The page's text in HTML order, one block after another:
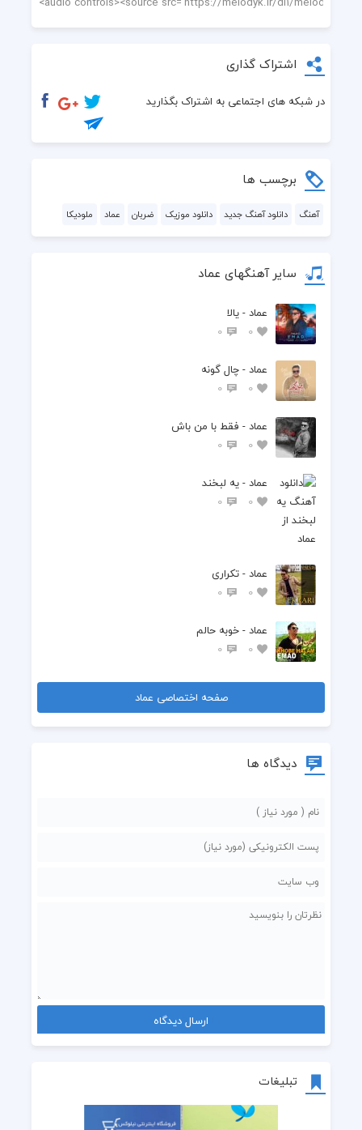
تبلیغات
اشتراک گذاری
در شبکه های اجتماعی به اشتراک بگذارید
برچسب ها
آهنگ دانلود آهنگ جدید دانلود موزیک ضربان عماد ملودیکا
سایر آهنگهای عماد
عماد - یالا
0
0
عماد - چال گونه ‌
0
0
عماد - فقط با من باش
0
0
عماد - یه لبخند
0
0
عماد - تکراری
0
0
عماد - خوبه حالم
0
0
صفحه اختصاصی عماد
دیدگاه ها